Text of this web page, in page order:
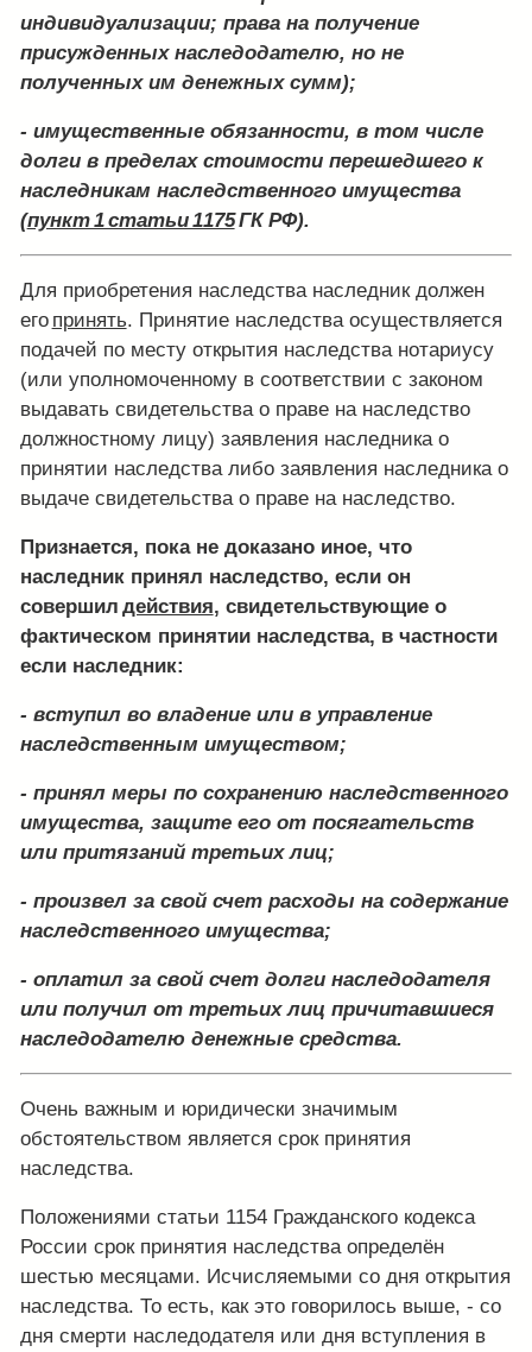
индивидуализации; права на получение
присужденных наследодателю, но не
полученных им денежных сумм);
- имущественные обязанности, в том числе
долги в пределах стоимости перешедшего к
наследникам наследственного имущества
(пункт 1 статьи 1175ГК РФ).
Для приобретения наследства наследник должен
его принять. Принятие наследства осуществляется
подачей по месту открытия наследства нотариусу
(или уполномоченному в соответствии с законом
выдавать свидетельства о праве на наследство
должностному лицу) заявления наследника о
принятии наследства либо заявления наследника о
выдаче свидетельства о праве на наследство.
Признается, пока не доказано иное, что
наследник принял наследство, если он
совершил действия, свидетельствующие о
фактическом принятии наследства, в частности
если наследник:
- вступил во владение или в управление
наследственным имуществом;
- принял меры по сохранению наследственного
имущества, защите его от посягательств
или притязаний третьих лиц;
- произвел за свой счет расходы на содержание
наследственного имущества;
- оплатил за свой счет долги наследодателя
или получил от третьих лиц причитавшиеся
наследодателю денежные средства.
Очень важным и юридически значимым
обстоятельством является срок принятия
наследства.
Положениями статьи 1154 Гражданского кодекса
России срок принятия наследства определён
шестью месяцами. Исчисляемыми со дня открытия
наследства. То есть, как это говорилось выше, - со
дня смерти наследодателя или дня вступления в